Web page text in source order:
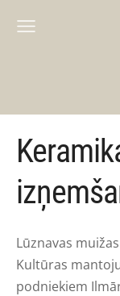
Lūznavas
Kultūras
podniekiem